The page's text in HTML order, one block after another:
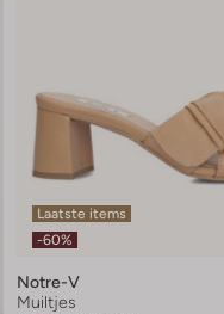
Laatste items
-60%
Notre-V
Muiltjes